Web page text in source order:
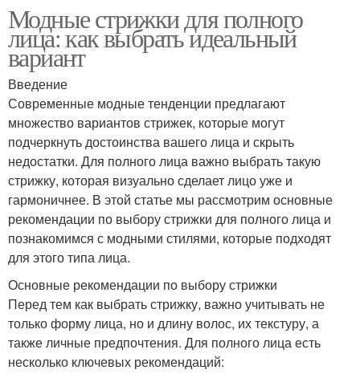
Модные стрижки для полного
лица: как выбрать идеальный
вариант
Введение
Современные модные тенденции предлагают
множество вариантов стрижек, которые могут
подчеркнуть достоинства вашего лица и скрыть
недостатки. Для полного лица важно выбрать такую
стрижку, которая визуально сделает лицо уже и
гармоничнее. В этой статье мы рассмотрим основные
рекомендации по выбору стрижки для полного лица и
познакомимся с модными стилями, которые подходят
для этого типа лица.
Основные рекомендации по выбору стрижки
Перед тем как выбрать стрижку, важно учитывать не
только форму лица, но и длину волос, их текстуру, а
также личные предпочтения. Для полного лица есть
несколько ключевых рекомендаций: